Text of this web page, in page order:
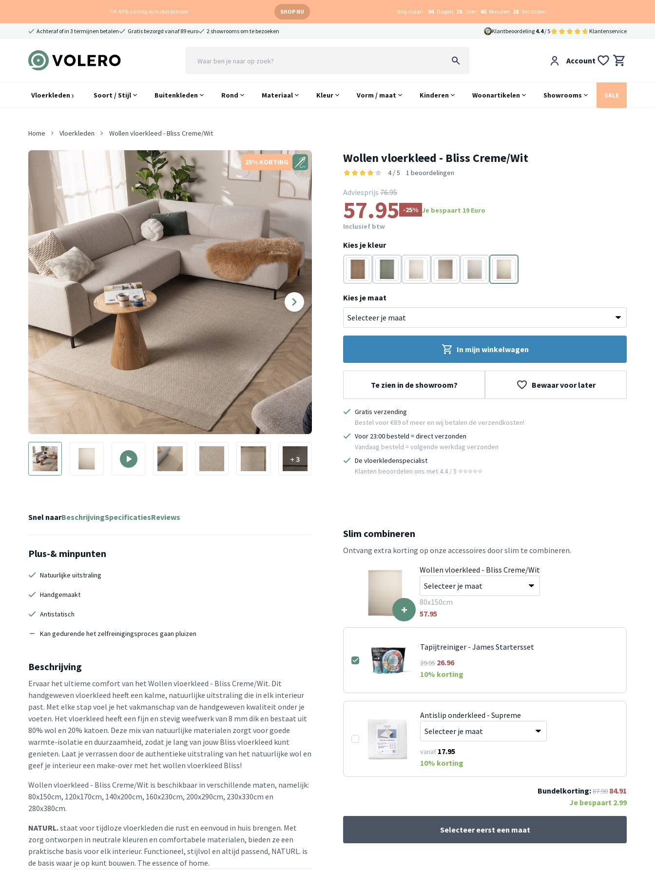
Tot 40% korting op buitenkleden SHOP NU Nog maar: 04 Dagen 16 Uren 40 Minuten 27 Seconden
Achteraf of in 3 termijnen betalen Gratis bezorgd vanaf 89 euro 2 showrooms om te bezoeken Klantbeoordeling 4.4/ 5 Klantenservice
Account
Vloerkleden Soort / Stijl Buitenkleden Rond Materiaal Kleur Vorm / maat Kinderen Woonartikelen Showrooms SALE
Home Vloerkleden Wollen vloerkleed - Bliss Creme/Wit
25% KORTING
+ 3
Wollen vloerkleed - Bliss Creme/Wit
4 / 5 1 beoordelingen
Adviesprijs 76.95
57.95 -25% Je bespaart 19 Euro
Inclusief btw
Kies je kleur
TerracottaGroen Crème Beige Beige
Wit
Kies je maat
In mijn winkelwagen
Te zien in de showroom? Bewaar voor later
Gratis verzending
Bestel voor €89 of meer en wij betalen de verzendkosten!
Voor 23:00 besteld = direct verzonden
Vandaag besteld = volgende werkdag verzonden
De vloerkledenspecialist
Klanten beoordelen ons met 4.4 / 5 ⭐⭐⭐⭐⭐
Snel naarBeschrijvingSpecificatiesReviews
Plus-& minpunten
Natuurlijke uitstraling
Handgemaakt
Antistatisch
Kan gedurende het zelfreinigingsproces gaan pluizen
Beschrijving
Ervaar het ultieme comfort van het Wollen vloerkleed - Bliss Creme/Wit. Dit
handgeweven vloerkleed heeft een kalme, natuurlijke uitstraling die in elk interieur
past. Met elke stap voel je het vakmanschap van de handgeweven kwaliteit onder je
voeten. Het vloerkleed heeft een fijn en stevig weefwerk van 8 mm dik en bestaat uit
80% wol en 20% katoen. Deze mix van natuurlijke materialen zorgt voor goede
warmte-isolatie en duurzaamheid, zodat je lang van jouw Bliss vloerkleed kunt
genieten. Laat je verrassen door de authentieke uitstraling van het natuurlijke wol en
geef je interieur een make-over met het wollen vloerkleed Bliss!
Wollen vloerkleed - Bliss Creme/Wit is beschikbaar in verschillende maten, namelijk:
80x150cm, 120x170cm, 140x200cm, 160x230cm, 200x290cm, 230x330cm en
280x380cm.
NATURL.staat voor tijdloze vloerkleden die rust en eenvoud in huis brengen. Met
zorg ontworpen in neutrale kleuren en comfortabele materialen, bieden ze een
praktische basis voor elk interieur. Functioneel, stijlvol en altijd passend, NATURL. is
de basis waar je op kunt bouwen. The essence of home.
Slim combineren
Ontvang extra korting op onze accessoires door slim te combineren.
+
Wollen vloerkleed - Bliss Creme/Wit
80x150cm
57.95
Tapijtreiniger - James Startersset
29.95 26.96
10% korting
Antislip onderkleed - Supreme
vanaf 17.95
10% korting
Bundelkorting:87.90 84.91
Je bespaart 2.99
Selecteer eerst een maat